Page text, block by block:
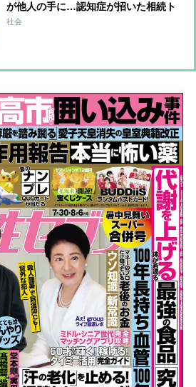
が他人の手に…認知症が招いた相続ト
ラブル「要介護5認定後に作られてい
社会